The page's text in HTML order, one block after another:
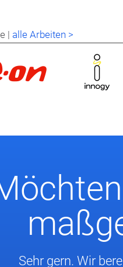
| alle Arbeiten >
Sehr gern. Wir